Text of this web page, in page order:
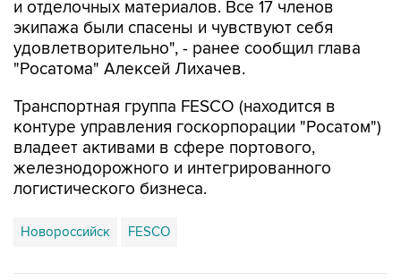
удовлетворительно", - ранее сообщил глава
"Росатома" Алексей Лихачев.
Транспортная группа FESCO (находится в
владеет активами в сфере портового,
железнодорожного и интегрированного
логистического бизнеса.
Новороссийск FESCO